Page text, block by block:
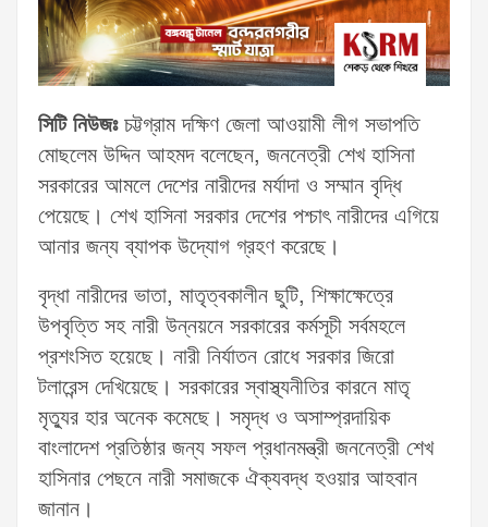
সিটি নিউজঃচট্টগ্রাম দক্ষিণ জেলা আওয়ামী লীগ সভাপতি
মোছলেম উদ্দিন আহমদ বলেছেন, জননেত্রী শেখ হাসিনা
সরকারের আমলে দেশের নারীদের মর্যাদা ও সম্মান বৃদ্ধি
পেয়েছে। শেখ হাসিনা সরকার দেশের পশ্চাৎ নারীদের এগিয়ে
আনার জন্য ব্যাপক উদ্যোগ গ্রহণ করেছে।
বৃদ্ধা নারীদের ভাতা, মাতৃত্বকালীন ছুটি, শিক্ষাক্ষেত্রে
উপবৃত্তি সহ নারী উন্নয়নে সরকারের কর্মসূচী সর্বমহলে
প্রশংসিত হয়েছে। নারী নির্যাতন রোধে সরকার জিরো
টলারেন্স দেখিয়েছে। সরকারের স্বাস্থ্যনীতির কারনে মাতৃ
মৃত্যুর হার অনেক কমেছে। সমৃদ্ধ ও অসাম্প্রদায়িক
বাংলাদেশ প্রতিষ্ঠার জন্য সফল প্রধানমন্ত্রী জননেত্রী শেখ
হাসিনার পেছনে নারী সমাজকে ঐক্যবদ্ধ হওয়ার আহবান
জানান।